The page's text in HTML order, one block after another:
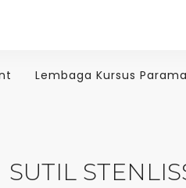
Lembaga Kursus
SUTIL